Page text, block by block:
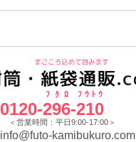
0120-296
ﾌｸﾛ
-210
ﾌｳﾄｳ
＜営業時間：平日9:00-17:00＞
info@futo-kamibukuro.com